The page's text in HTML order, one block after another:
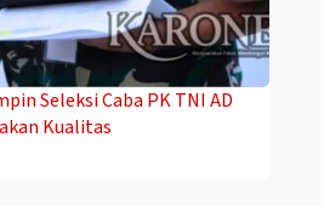
Seleksi Caba PK TNI AD
Kualitas